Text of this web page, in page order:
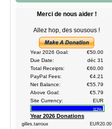
Merci de nous aider !
Allez hop, des sousous !
Year 2026 Goal:
€50.00
Due Date:
déc 31
Total Receipts:
€60.00
PayPal Fees:
€4.21
Net Balance:
€55.79
Above Goal:
€5.79
Site Currency:
EUR
112%
Year 2026 Donations
gilles.tarroux
EUR20.00